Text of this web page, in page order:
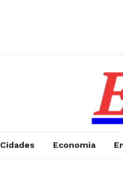
Cidades Economia